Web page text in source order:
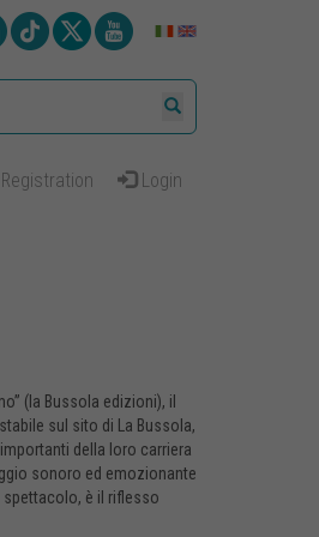
Registration Login
(la Bussola edizioni), il
sul sito di La Bussola,
della loro carriera
sonoro ed emozionante
spettacolo, è il riflesso